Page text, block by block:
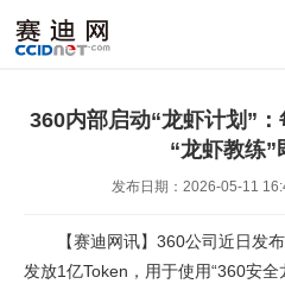
360内部启动“龙虾计划”
“龙虾教练”
发布日期：2026-05-11
【赛迪网讯】360公司近日发
发放1亿Token，用于使用“360安